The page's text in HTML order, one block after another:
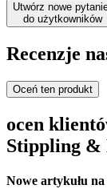
Utwórz nowe
do użytkowników
Recenzje
Oceń ten produkt
ocen
Stippling &
Nowe artykułu